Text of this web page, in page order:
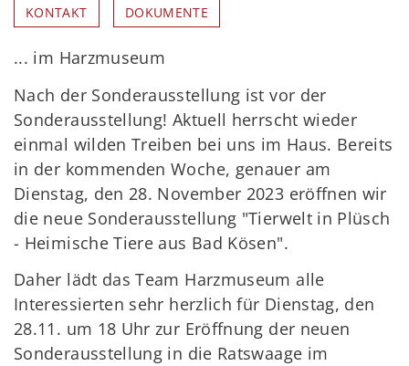
KONTAKT DOKUMENTE
... im Harzmuseum
Nach der Sonderausstellung ist vor der
Sonderausstellung! Aktuell herrscht wieder
einmal wilden Treiben bei uns im Haus. Bereits
in der kommenden Woche, genauer am
Dienstag, den 28. November 2023 eröffnen wir
die neue Sonderausstellung "Tierwelt in Plüsch
- Heimische Tiere aus Bad Kösen".
Daher lädt das Team Harzmuseum alle
Interessierten sehr herzlich für Dienstag, den
28.11. um 18 Uhr zur Eröffnung der neuen
Sonderausstellung in die Ratswaage im